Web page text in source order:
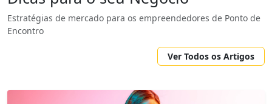
Estratégias de mercado para os empreendedores de Ponto de
Encontro
Ver Todos os Artigos